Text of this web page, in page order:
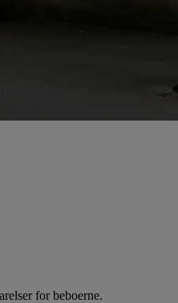
for beboerne.